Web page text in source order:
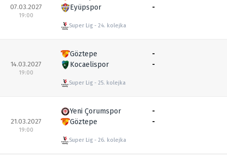
07.03.2027
19:00
Eyüpspor
Super Lig 24. kolejka
-
14.03.2027
19:00
Göztepe
Kocaelispor
Super Lig 25. kolejka
-
-
21.03.2027
19:00
Yeni Çorumspor
Göztepe
Super Lig 26. kolejka
-
-